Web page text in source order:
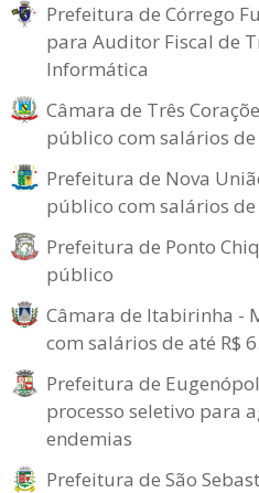
Prefeitura de Córrego
para Auditor Fiscal de
Informática
Câmara de Três
público com salários de
Prefeitura de Nova
público com salários de
Prefeitura de Ponto
público
Câmara de Itabirinha -
com salários de até R$
Prefeitura de
processo seletivo para
endemias
Prefeitura de São